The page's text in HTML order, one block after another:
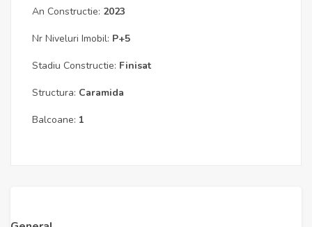
An Constructie: 2023
Nr Niveluri Imobil: P+5
Stadiu Constructie: Finisat
Structura: Caramida
Balcoane: 1